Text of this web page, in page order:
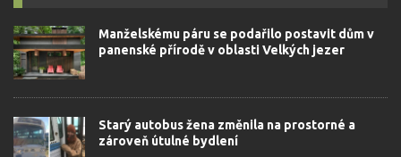
Manželskému páru se podařilo postavit dům v
panenské přírodě v oblasti Velkých jezer
Starý autobus žena změnila na prostorné a
zároveň útulné bydlení